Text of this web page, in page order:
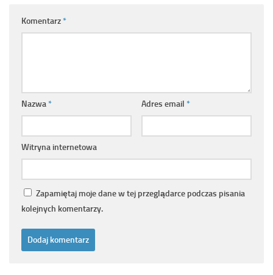
Komentarz*
Nazwa* Adres email *
Witryna internetowa
Zapamiętaj moje dane w tej przeglądarce podczas pisania
kolejnych komentarzy.